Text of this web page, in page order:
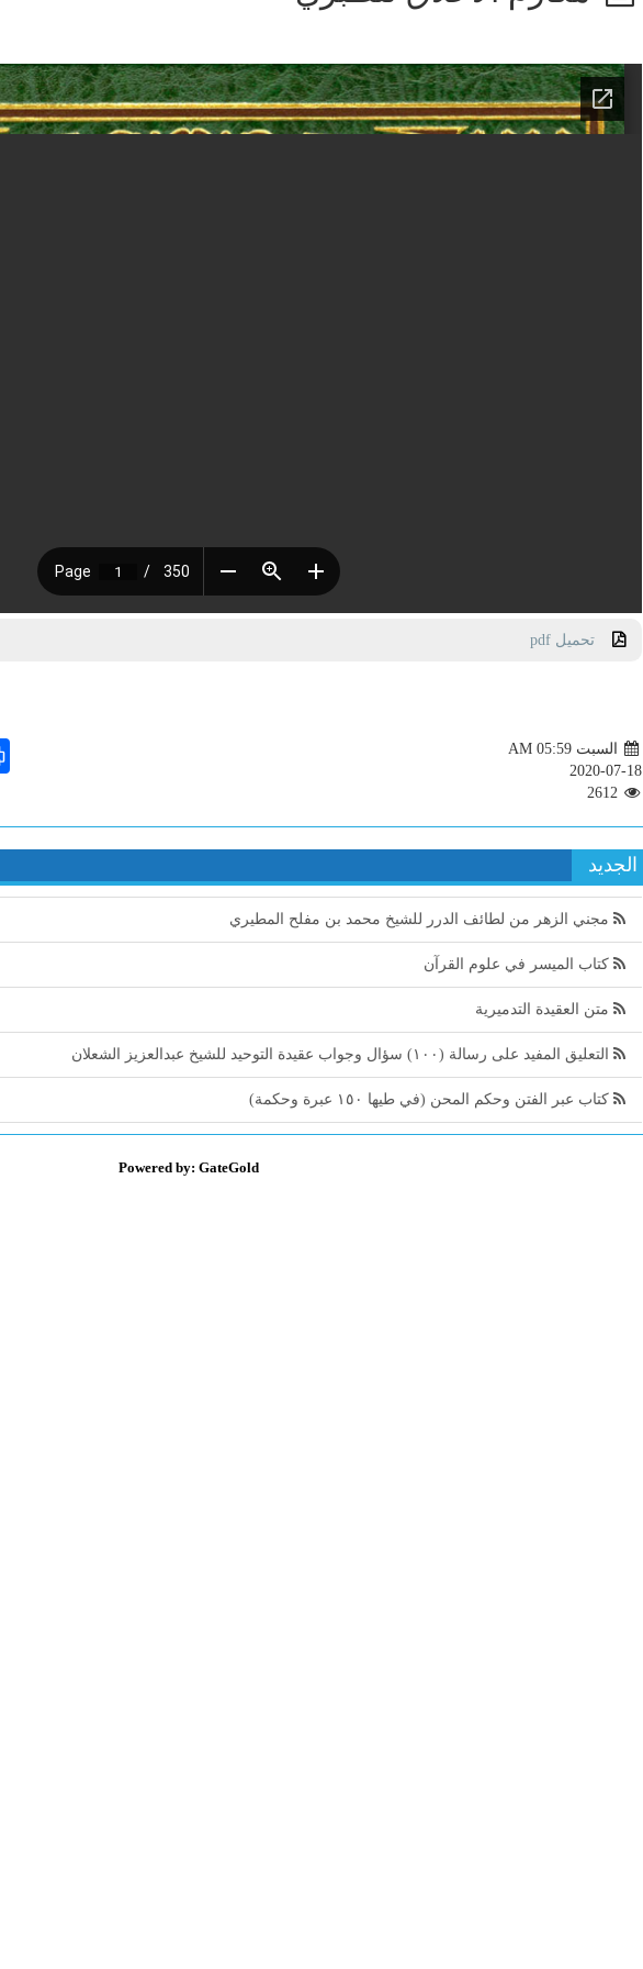
تحميل pdf
السبت AM 05:59
2020-07-18
2612
الجديد
مجني الزهر من لطائف الدرر للشيخ محمد بن مفلح المطيري
كتاب الميسر في علوم القرآن
متن العقيدة التدميرية
التعليق المفيد على رسالة (١٠٠) سؤال وجواب عقيدة التوحيد للشيخ عبدالعزيز الشعلان
كتاب عبر الفتن وحكم المحن (في طيها ١٥٠ عبرة وحكمة)
Powered by: GateGold